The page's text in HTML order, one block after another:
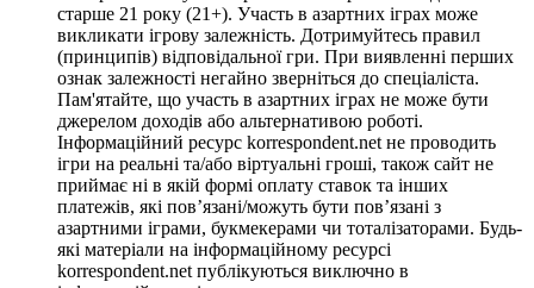
старше 21 року (21+). Участь в азартних іграх може
викликати ігрову залежність. Дотримуйтесь правил
(принципів) відповідальної гри. При виявленні перших
ознак залежності негайно зверніться до спеціаліста.
Пам'ятайте, що участь в азартних іграх не може бути
джерелом доходів або альтернативою роботі.
Інформаційний ресурс korrespondent.net не проводить
ігри на реальні та/або віртуальні гроші, також сайт не
приймає ні в якій формі оплату ставок та інших
платежів, які пов’язані/можуть бути пов’язані з
азартними іграми, букмекерами чи тоталізаторами. Будь-
які матеріали на інформаційному ресурсі
korrespondent.net публікуються виключно в